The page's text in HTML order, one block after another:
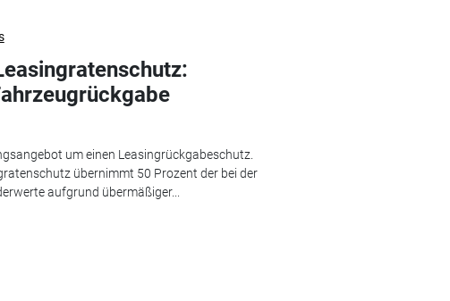
um einen Leasingrückgabeschutz.
übernimmt 50 Prozent der bei der
aufgrund übermäßiger...